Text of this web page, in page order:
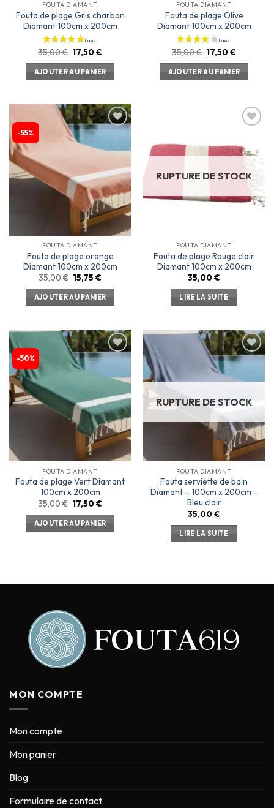
FOUTA DIAMANT
Fouta de plage Gris charbon
Diamant 100cm x 200cm
1 avis
35,00€ 17,50€
AJOUTER AU PANIER
FOUTA DIAMANT
Fouta de plage Olive
Diamant 100cm x 200cm
35,00€ 17,50€
AJOUTER AU PANIER
-55%
liste
FOUTA DIAMANT
Fouta de plage orange
Diamant 100cm x 200cm
35,00€ 15,75€
AJOUTER AU PANIER
liste
RUPTURE DE STOCK
FOUTA DIAMANT
Fouta de plage Rouge clair
Diamant 100cm x 200cm
35,00 €
LIRE LA SUITE
-50%
Ajouter
liste
d’envies
FOUTA DIAMANT
Fouta de plage Vert Diamant
100cm x 200cm
35,00€ 17,50€
AJOUTER AU PANIER
Ajouter
liste
RUPTURE DE STOCK
FOUTA DIAMANT
Fouta serviette de bain
Diamant – 100cm x 200cm –
Bleu clair
35,00 €
LIRE LA SUITE
MON COMPTE
Mon compte
Mon panier
Blog
Formulaire de contact